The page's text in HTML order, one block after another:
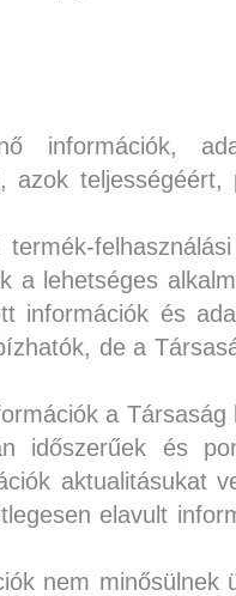
információk,
azok
a lehetséges
információk és
de a
a
időszerűek és
aktualitásukat
elavult
nem minősülnek